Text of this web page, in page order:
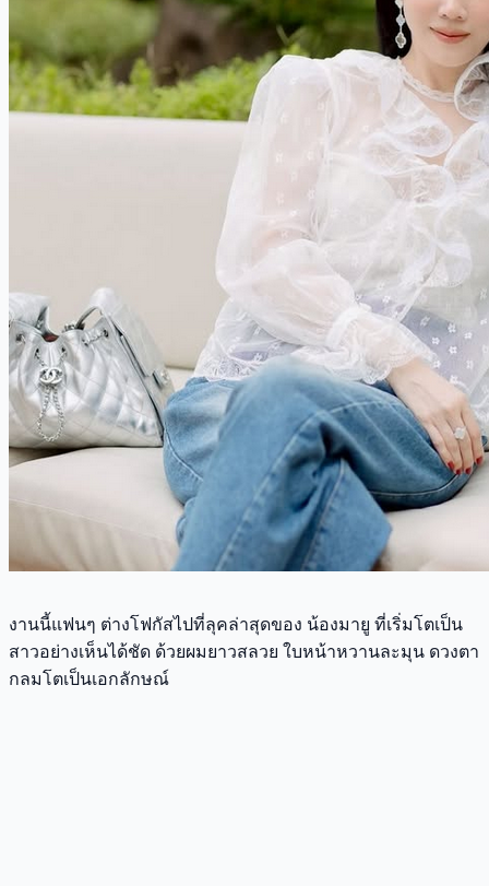
งานนี้แฟนๆ ต่างโฟกัสไปที่ลุคล่าสุดของ น้องมายู ที่เริ่มโตเป็น
สาวอย่างเห็นได้ชัด ด้วยผมยาวสลวย ใบหน้าหวานละมุน ดวงตา
กลมโตเป็นเอกลักษณ์